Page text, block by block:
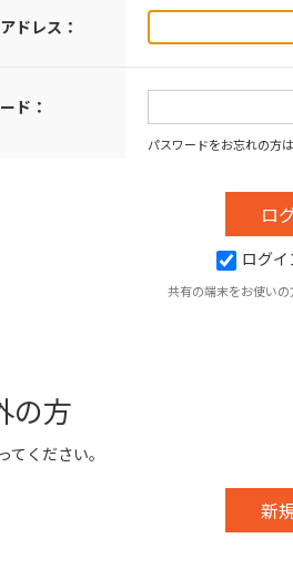
ドレス：
ド：
パスワードをお忘れの方
ログ
共有の端末をお使い
の方
ください。